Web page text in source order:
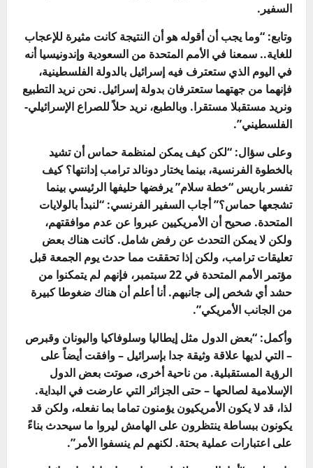
السفير.
وتابع: “وما يجب أن أقوله هو أن النتيجة كانت مثيرة للإعجاب
للغاية.. سمعنا في الأمم المتحدة من السعودية وإندونيسيا أنه
في اليوم الذي ستعترف فيه إسرائيل بالدولة الفلسطينية،
فإنهما من جهتهما ستعترفان بدولة إسرائيل. نحن نريد التطبيع
ونريد مستقبلا مستقرا. وبالطبع، نريد حلاً للصراع الإسرائيلي-
الفلسطيني”.
وعلى سؤال: “لكن كيف يمكن لمنظمة حماس أن تشيد
بالخطوة الفرنسية، بينما يختار دونالد ترامب إدانتها؟ كيف
تفسر باريس “خطة سلام” يرفضها حليفها الرئيسي بينما
تشجعها حماس؟”أجاب السفير الفرنسي: “لنبدأ بالولايات
المتحدة. صحيح أن الأمريكيين عبروا عن عدم موافقتهم،
ولكن لا يمكن التحدث عن رفض شامل. كانت هناك بعض
تعليقات ترامب، ولكن إذا تحققت مما حدث يوم الجمعة قبل
مؤتمر الأمم المتحدة في 22 سبتمبر، فإنهم لم يتمكنوا من
حشد أي شخص إلى جانبهم. أنا أعلم أن هناك ضغوطا كبيرة
من الجانب الأمريكي”.
وأكمل: “بعض الدول مثل إيطاليا وسلوفاكيا واليونان وقبرص
– التي لديها علاقة وثيقة جدا بإسرائيل – وافقت أيضاً على
الرؤية المستقبلية. من ناحية أخرى، صوتت بعض الدول
الإسلامية لصالحها – حتى الجزائر التي عارضت في البداية.
لذا، قد لا يكون الأمريكيون يؤمنون تماما بما نفعله، ولكن قد
يكونون ببساطة ينتظرون على الهامش ليروا ما سيحدث بناءً
على اعتبارات عملية بحتة. لكنهم لم ينسفوا الأمر”.